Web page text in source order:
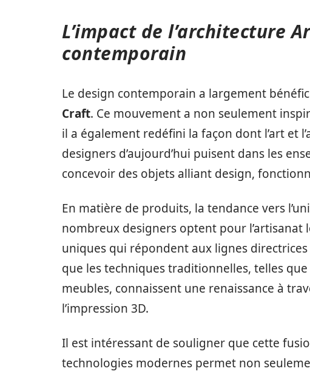
L’impact de l’architecture
contemporain
Le design contemporain a largement
Craft. Ce mouvement a non seulement
il a également redéfini la façon dont l’art et
designers d’aujourd’hui puisent dans les
concevoir des objets alliant design,
En matière de produits, la tendance vers
nombreux designers optent pour l’artisanat
uniques qui répondent aux lignes
que les techniques traditionnelles, telles
meubles, connaissent une renaissance à
l’impression 3D.
Il est intéressant de souligner que cette
technologies modernes permet non